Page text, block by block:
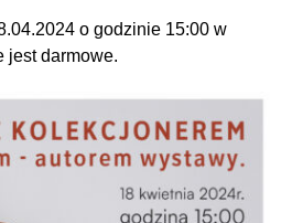
o godzinie 15:00 w
jest darmowe.